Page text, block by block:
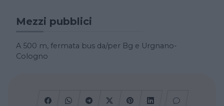
Mezzi pubblici
A 500 m, fermata bus da/per Bg e Urgnano-
Cologno